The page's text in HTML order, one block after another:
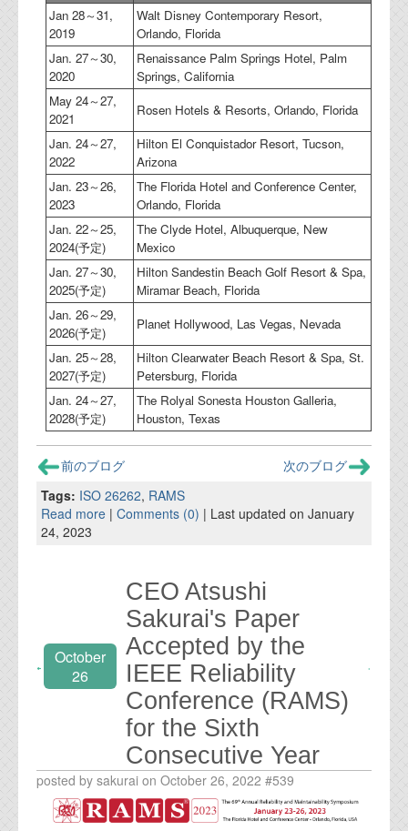
Jan 28～31,
2019
Walt Disney Contemporary Resort,
Orlando, Florida
Jan. 27～30,
2020
Renaissance Palm Springs Hotel, Palm
Springs, California
May 24～27,
2021
Rosen Hotels & Resorts, Orlando, Florida
Jan. 24～27,
2022
Hilton El Conquistador Resort, Tucson,
Arizona
Jan. 23～26,
2023
The Florida Hotel and Conference Center,
Orlando, Florida
Jan. 22～25,
2024(予定)
The Clyde Hotel, Albuquerque, New
Mexico
Jan. 27～30,
2025(予定)
Hilton Sandestin Beach Golf Resort & Spa,
Miramar Beach, Florida
Jan. 26～29,
2026(予定)
Planet Hollywood, Las Vegas, Nevada
Jan. 25～28,
2027(予定)
Hilton Clearwater Beach Resort & Spa, St.
Petersburg, Florida
Jan. 24～27,
2028(予定)
The Rolyal Sonesta Houston Galleria,
Houston, Texas
前のブログ
次のブログ
Tags: ISO 26262, RAMS
Read more | Comments (0) | Last updated on January
24, 2023
October
26
CEO Atsushi
Sakurai's Paper
Accepted by the
IEEE Reliability
Conference (RAMS)
for the Sixth
Consecutive Year
posted by sakurai on October 26, 2022 #539